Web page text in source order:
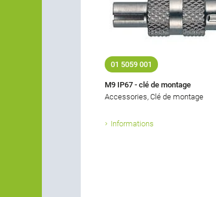
01 5059 001
M9 IP67 - clé de montage
Accessories, Clé de montage
Informations